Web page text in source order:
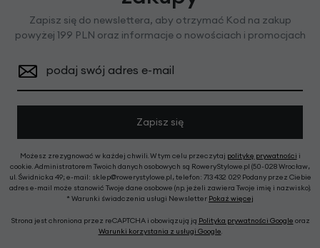
Zapisz się do newslettera, aby otrzymać Kod na zakup
powyżej 199 PLN oraz informacje o nowościach i promocjach
podaj swój adres e-mail
Zapisz się
Możesz zrezygnować w każdej chwili. W tym celu przeczytaj politykę prywatności i
cookie. Administratorem Twoich danych osobowych są RoweryStylowe.pl (50-028 Wrocław,
ul. Świdnicka 49; e-mail: sklep@rowerystylowe.pl, telefon: 713 432 029. Podany przez Ciebie
adres e-mail może stanowić Twoje dane osobowe (np. jeżeli zawiera Twoje imię i nazwisko).
* Warunki świadczenia usługi Newsletter Pokaż więcej
Strona jest chroniona przez reCAPTCHA i obowiązują ją Polityka prywatności Google oraz
Warunki korzystania z usługi Google.